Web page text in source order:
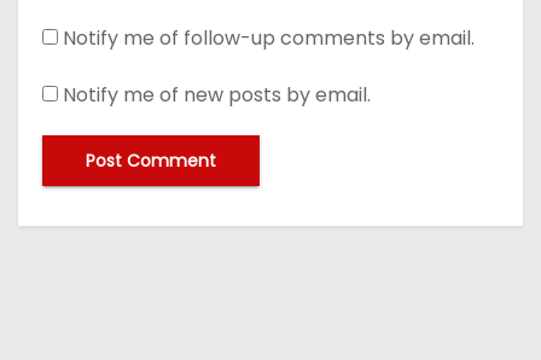
Notify me of follow-up comments by email.
Notify me of new posts by email.